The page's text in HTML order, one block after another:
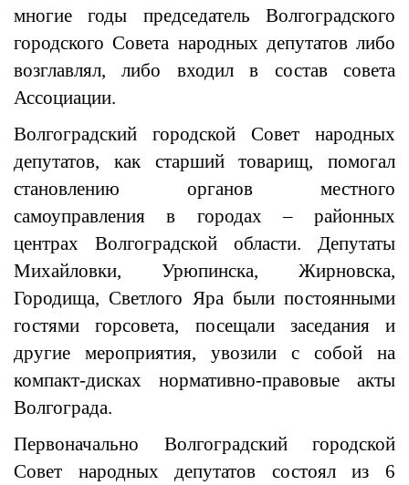
многие годы председатель Волгоградского
городского Совета народных депутатов либо
возглавлял, либо входил в состав совета
Ассоциации.
Волгоградский городской Совет народных
депутатов, как старший товарищ, помогал
становлению органов местного
самоуправления в городах – районных
центрах Волгоградской области. Депутаты
Михайловки, Урюпинска, Жирновска,
Городища, Светлого Яра были постоянными
гостями горсовета, посещали заседания и
другие мероприятия, увозили с собой на
компакт-дисках нормативно-правовые акты
Волгограда.
Первоначально Волгоградский городской
Совет народных депутатов состоял из 6